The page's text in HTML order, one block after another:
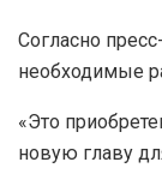
Согласно
необходимые
«Это
новую главу